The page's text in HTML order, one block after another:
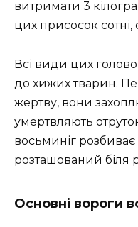
витримати 3
цих присосок
Всі види цих
до хижих тварин.
жертву, вони
умертвляють
восьминіг
розташований біля
Основні вороги